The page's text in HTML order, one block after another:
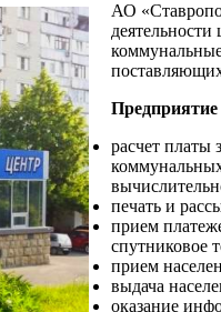
АО
расчет
печать и
прием
спутниковое
прием
выдача
оказание